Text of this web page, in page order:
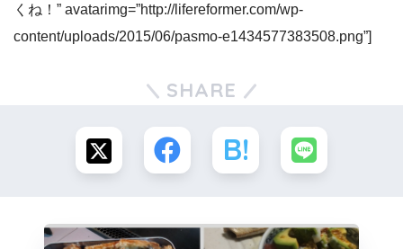
くね！” avatarimg=”http://lifereformer.com/wp-
content/uploads/2015/06/pasmo-e1434577383508.png”]
SHARE